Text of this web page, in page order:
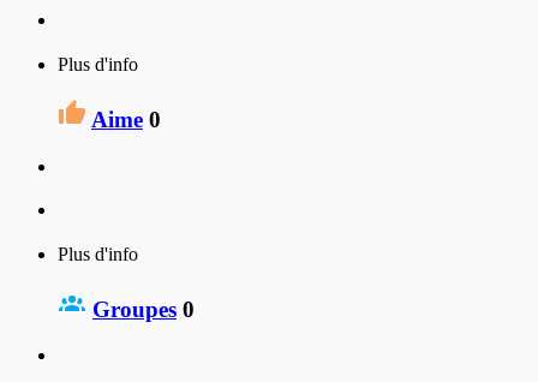
Plus d'info
Aime 0
Plus d'info
Groupes 0